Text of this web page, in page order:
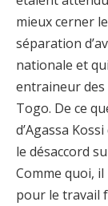
mieux cerner
séparation
nationale et
entraineur des
Togo. De ce
d’Agassa
le désaccord
Comme quoi, il
pour le travail